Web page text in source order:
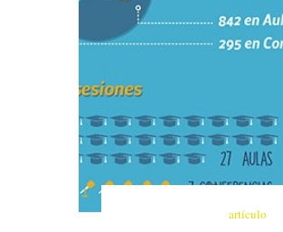
artículo